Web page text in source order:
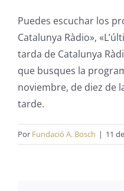
Puedes escuchar los
Catalunya Ràdio»,
tarda de Catalunya
que busques la
noviembre, de diez de
tarde.
Por Fundació A. Bosch | 11